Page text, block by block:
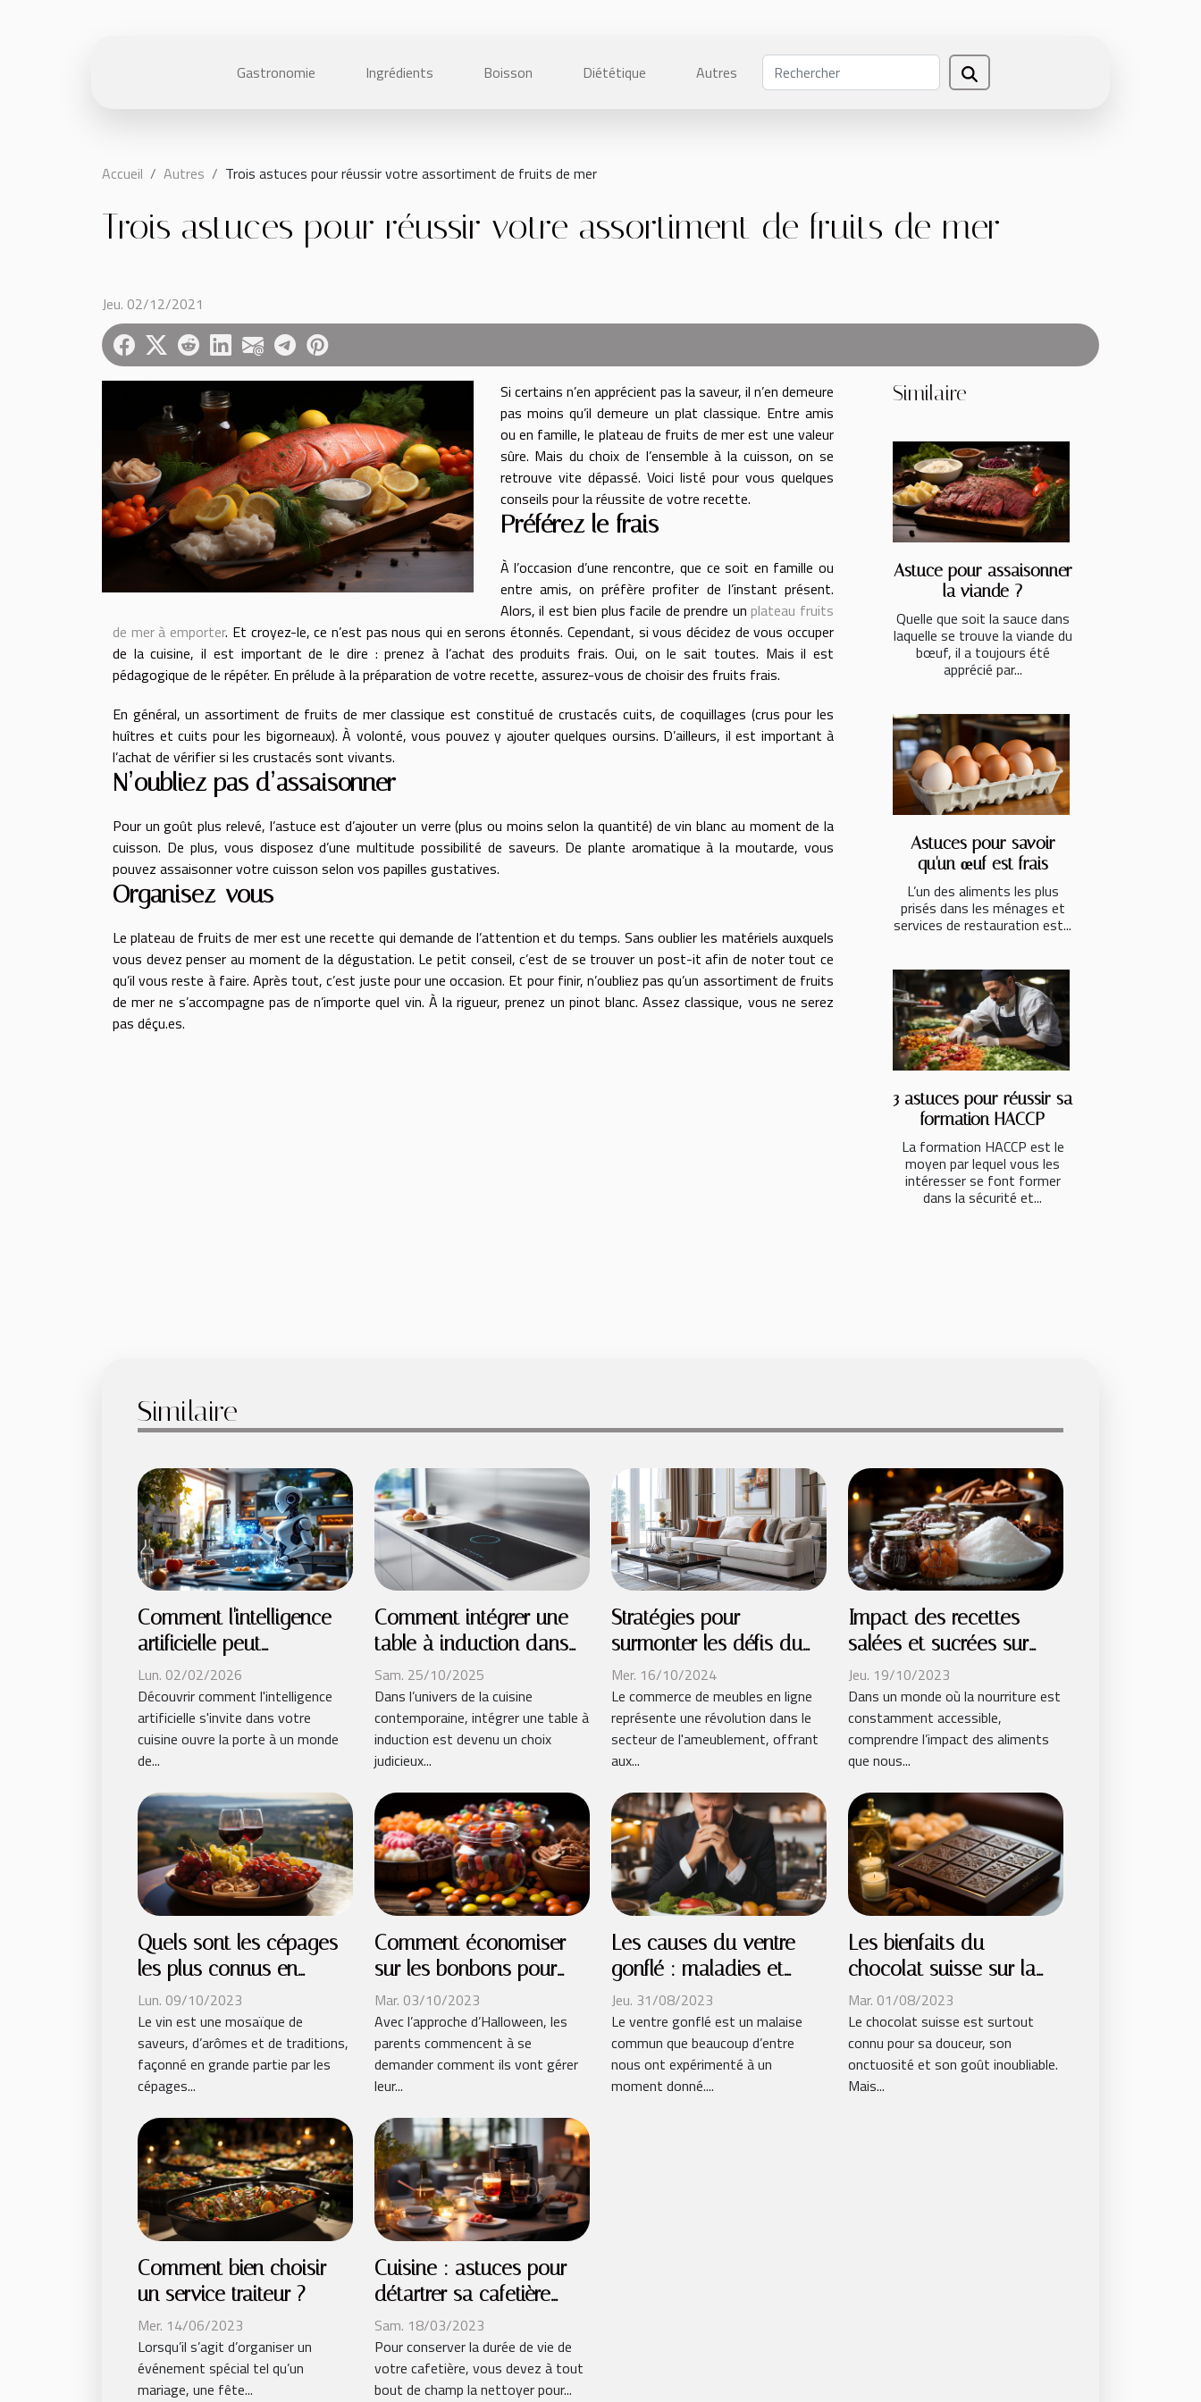
Gastronomie Ingrédients Boisson Diététique Autres
Accueil Autres Trois astuces pour réussir votre assortiment de fruits de mer
Trois astuces pour réussir votre assortiment de fruits de mer
Jeu. 02/12/2021
Si certains n’en apprécient pas la saveur, il n’en demeure
pas moins qu’il demeure un plat classique. Entre amis
ou en famille, le plateau de fruits de mer est une valeur
sûre. Mais du choix de l’ensemble à la cuisson, on se
retrouve vite dépassé. Voici listé pour vous quelques
conseils pour la réussite de votre recette.
Préférez le frais
À l’occasion d’une rencontre, que ce soit en famille ou
entre amis, on préfère profiter de l’instant présent.
Alors, il est bien plus facile de prendre un plateau fruits
de mer à emporter. Et croyez-le, ce n’est pas nous qui en serons étonnés. Cependant, si vous décidez de vous occuper
de la cuisine, il est important de le dire : prenez à l’achat des produits frais. Oui, on le sait toutes. Mais il est
pédagogique de le répéter. En prélude à la préparation de votre recette, assurez-vous de choisir des fruits frais.
En général, un assortiment de fruits de mer classique est constitué de crustacés cuits, de coquillages (crus pour les
huîtres et cuits pour les bigorneaux). À volonté, vous pouvez y ajouter quelques oursins. D’ailleurs, il est important à
l’achat de vérifier si les crustacés sont vivants.
N’oubliez pas d’assaisonner
Pour un goût plus relevé, l’astuce est d’ajouter un verre (plus ou moins selon la quantité) de vin blanc au moment de la
cuisson. De plus, vous disposez d’une multitude possibilité de saveurs. De plante aromatique à la moutarde, vous
pouvez assaisonner votre cuisson selon vos papilles gustatives.
Organisez-vous
Le plateau de fruits de mer est une recette qui demande de l’attention et du temps. Sans oublier les matériels auxquels
vous devez penser au moment de la dégustation. Le petit conseil, c’est de se trouver un post-it afin de noter tout ce
qu’il vous reste à faire. Après tout, c’est juste pour une occasion. Et pour finir, n’oubliez pas qu’un assortiment de fruits
de mer ne s’accompagne pas de n’importe quel vin. À la rigueur, prenez un pinot blanc. Assez classique, vous ne serez
pas déçu.es.
Similaire
Astuce pour assaisonner
la viande ?
Quelle que soit la sauce dans
laquelle se trouve la viande du
bœuf, il a toujours été
apprécié par...
Astuces pour savoir
qu'un œuf est frais
L’un des aliments les plus
prisés dans les ménages et
services de restauration est...
3 astuces pour réussir sa
formation HACCP
La formation HACCP est le
moyen par lequel vous les
intéresser se font former
dans la sécurité et...
Similaire
Comment l'intelligence
artificielle peut
révolutionner votre
cuisine ?
Lun. 02/02/2026
Découvrir comment l'intelligence
artificielle s'invite dans votre
cuisine ouvre la porte à un monde
de...
Comment intégrer une
table à induction dans
une cuisine moderne ?
Sam. 25/10/2025
Dans l’univers de la cuisine
contemporaine, intégrer une table à
induction est devenu un choix
judicieux...
Stratégies pour
surmonter les défis du
commerce de meubles
en ligne
Mer. 16/10/2024
Le commerce de meubles en ligne
représente une révolution dans le
secteur de l'ameublement, offrant
aux...
Impact des recettes
salées et sucrées sur
notre santé
Jeu. 19/10/2023
Dans un monde où la nourriture est
constamment accessible,
comprendre l’impact des aliments
que nous...
Quels sont les cépages
les plus connus en
matière de vin ?
Lun. 09/10/2023
Le vin est une mosaïque de
saveurs, d’arômes et de traditions,
façonné en grande partie par les
cépages...
Comment économiser
sur les bonbons pour
Halloween
Mar. 03/10/2023
Avec l’approche d’Halloween, les
parents commencent à se
demander comment ils vont gérer
leur...
Les causes du ventre
gonflé : maladies et
troubles sous-jacents
Jeu. 31/08/2023
Le ventre gonflé est un malaise
commun que beaucoup d’entre
nous ont expérimenté à un
moment donné....
Les bienfaits du
chocolat suisse sur la
santé
Mar. 01/08/2023
Le chocolat suisse est surtout
connu pour sa douceur, son
onctuosité et son goût inoubliable.
Mais...
Comment bien choisir
un service traiteur ?
Mer. 14/06/2023
Lorsqu’il s’agit d’organiser un
événement spécial tel qu’un
mariage, une fête...
Cuisine : astuces pour
détartrer sa cafetière
Senseo
Sam. 18/03/2023
Pour conserver la durée de vie de
votre cafetière, vous devez à tout
bout de champ la nettoyer pour...